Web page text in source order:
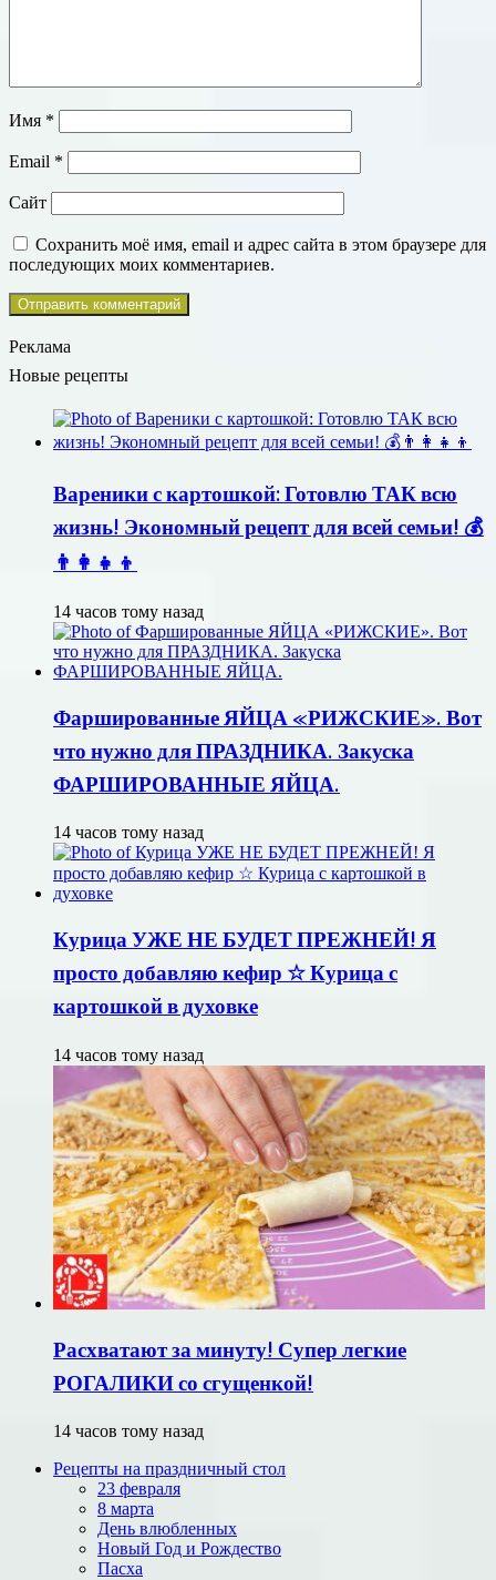
Имя *
Email *
Сайт
Сохранить моё имя, email и адрес сайта в этом браузере для
последующих моих комментариев.
Реклама
Новые рецепты
Вареники с картошкой: Готовлю ТАК всю
жизнь! Экономный рецепт для всей семьи! 💰
👨👩👧👦
14 часов тому назад
Фаршированные ЯЙЦА «РИЖСКИЕ». Вот
что нужно для ПРАЗДНИКА. Закуска
ФАРШИРОВАННЫЕ ЯЙЦА.
14 часов тому назад
Курица УЖЕ НЕ БУДЕТ ПРЕЖНЕЙ! Я
просто добавляю кефир ☆ Курица с
картошкой в духовке
14 часов тому назад
Расхватают за минуту! Супер легкие
РОГАЛИКИ со сгущенкой!
14 часов тому назад
Рецепты на праздничный стол
23 февраля
8 марта
День влюбленных
Новый Год и Рождество
Пасха